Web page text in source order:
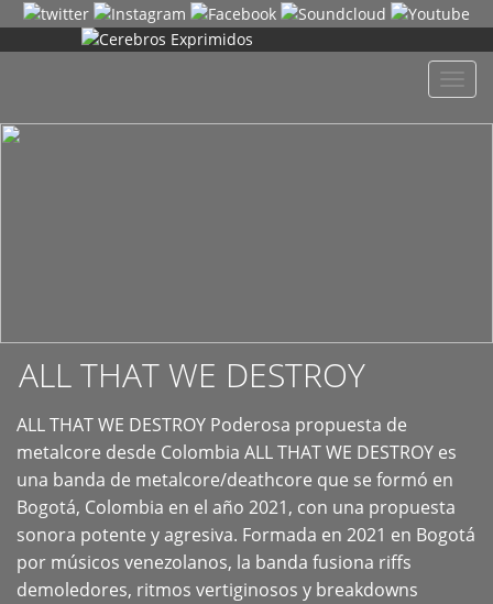
ALL THAT WE DESTROY
ALL THAT WE DESTROY Poderosa propuesta de
metalcore desde Colombia ALL THAT WE DESTROY es
una banda de metalcore/deathcore que se formó en
Bogotá, Colombia en el año 2021, con una propuesta
sonora potente y agresiva. Formada en 2021 en Bogotá
por músicos venezolanos, la banda fusiona riffs
demoledores, ritmos vertiginosos y breakdowns
+